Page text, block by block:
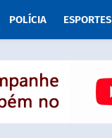
POLÍCIA ESPORTES